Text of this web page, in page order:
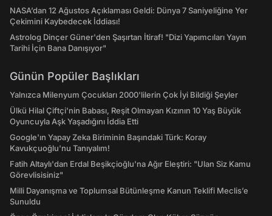
NASA’dan 12 Ağustos Açıklaması Geldi: Dünya 7 Saniyeliğine Yer
Çekimini Kaybedecek İddiası!
Astrolog Dinçer Güner'den Şaşırtan İtiraf! "Dizi Yapımcıları Yayın
Tarihi İçin Bana Danışıyor"
Günün Popüler Başlıkları
Yalnızca Milenyum Çocukları 2000'lilerin Çok İyi Bildiği Şeyler
Ülkü Hilal Çiftçi'nin Babası, Reşit Olmayan Kızının 10 Yaş Büyük
Oyuncuyla Aşk Yaşadığını İddia Etti
Google'ın Yapay Zeka Biriminin Başındaki Türk: Koray
Kavukçuoğlu'nu Tanıyalım!
Fatih Altaylı'dan Erdal Beşikçioğlu'na Ağır Eleştiri: "Ulan Siz Kamu
Görevlisisiniz"
Milli Dayanışma ve Toplumsal Bütünleşme Kanun Teklifi Meclis’e
Sunuldu